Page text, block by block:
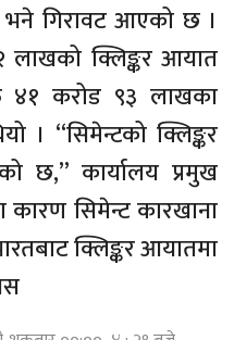
भने गिरावट आएको छ ।
क्लिङ्कर आयात
करोड ९३ लाखका
। “सिमेन्टको क्लिङ्कर
छ,” कार्यालय प्रमुख
सिमेन्ट कारखाना
क्लिङ्कर आयातमा